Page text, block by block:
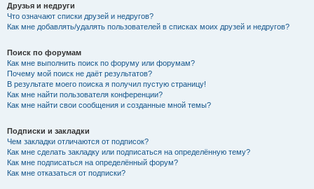
Друзья и недруги
Что означают списки друзей и недругов?
Как мне добавлять/удалять пользователей в списках моих друзей и недругов?
Поиск по форумам
Как мне выполнить поиск по форуму или форумам?
Почему мой поиск не даёт результатов?
В результате моего поиска я получил пустую страницу!
Как мне найти пользователя конференции?
Как мне найти свои сообщения и созданные мной темы?
Подписки и закладки
Чем закладки отличаются от подписок?
Как мне сделать закладку или подписаться на определённую тему?
Как мне подписаться на определённый форум?
Как мне отказаться от подписки?